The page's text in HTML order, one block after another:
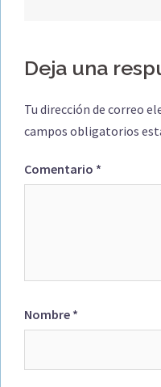
Deja una
Tu dirección de correo
campos obligatorios
Comentario *
Nombre *